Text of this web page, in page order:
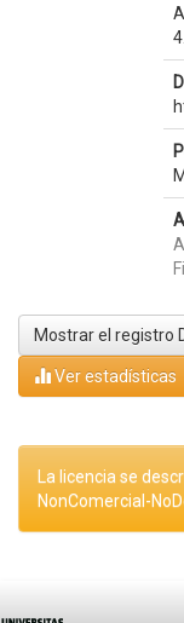
Mostrar el registro
Ver estadísticas
La licencia se
NonComercial-